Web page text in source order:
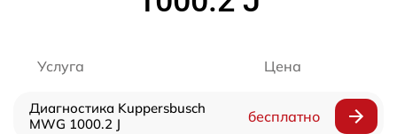
Услуга Цена
Диагностика Kuppersbusch
MWG 1000.2 J
бесплатно